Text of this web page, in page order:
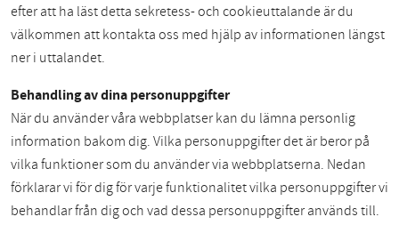
efter att ha läst detta sekretess- och cookieuttalande är du
välkommen att kontakta oss med hjälp av informationen längst
ner i uttalandet.
Behandling av dina personuppgifter
När du använder våra webbplatser kan du lämna personlig
information bakom dig. Vilka personuppgifter det är beror på
vilka funktioner som du använder via webbplatserna. Nedan
förklarar vi för dig för varje funktionalitet vilka personuppgifter vi
behandlar från dig och vad dessa personuppgifter används till.